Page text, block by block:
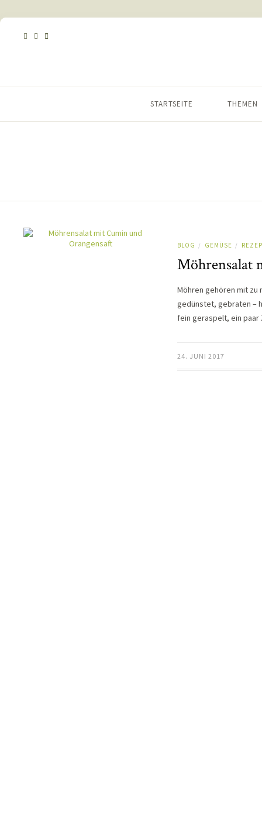
STARTSEITE THEMEN
BLOG / GEMÜSE /
Möhrensalat
Möhren gehören mit zu
gedünstet, gebraten –
fein geraspelt, ein
24. JUNI 2017